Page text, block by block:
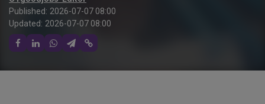
Published: 2026-07-07 08:00
Updated: 2026-07-07 08:00